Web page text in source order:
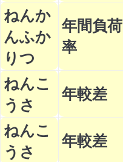
ねんか
んふか
りつ
年間負荷
率
ねんこ
うさ
年較差
ねんこ
うさ
年較差